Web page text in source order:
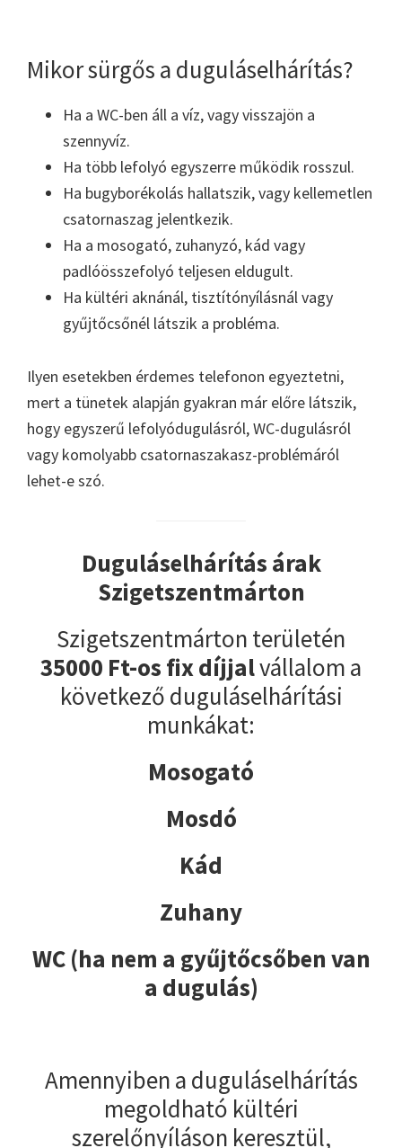
Mikor sürgős a duguláselhárítás?
Ha a WC-ben áll a víz, vagy visszajön a
szennyvíz.
Ha több lefolyó egyszerre működik rosszul.
Ha bugyborékolás hallatszik, vagy kellemetlen
csatornaszag jelentkezik.
Ha a mosogató, zuhanyzó, kád vagy
padlóösszefolyó teljesen eldugult.
Ha kültéri aknánál, tisztítónyílásnál vagy
gyűjtőcsőnél látszik a probléma.
Ilyen esetekben érdemes telefonon egyeztetni,
mert a tünetek alapján gyakran már előre látszik,
hogy egyszerű lefolyódugulásról, WC-dugulásról
vagy komolyabb csatornaszakasz-problémáról
lehet-e szó.
Duguláselhárítás árak
Szigetszentmárton
Szigetszentmárton területén
35000 Ft-os fix díjjalvállalom a
következő duguláselhárítási
munkákat:
Mosogató
Mosdó
Kád
Zuhany
WC (ha nem a gyűjtőcsőben van
a dugulás)
Amennyiben a duguláselhárítás
megoldható kültéri
szerelőnyíláson keresztül,